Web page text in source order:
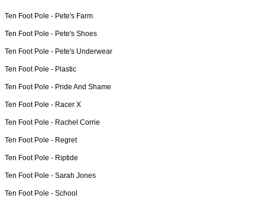
Ten Foot Pole - Pete's Farm
Ten Foot Pole - Pete's Shoes
Ten Foot Pole - Pete's Underwear
Ten Foot Pole - Plastic
Ten Foot Pole - Pride And Shame
Ten Foot Pole - Racer X
Ten Foot Pole - Rachel Corrie
Ten Foot Pole - Regret
Ten Foot Pole - Riptide
Ten Foot Pole - Sarah Jones
Ten Foot Pole - School